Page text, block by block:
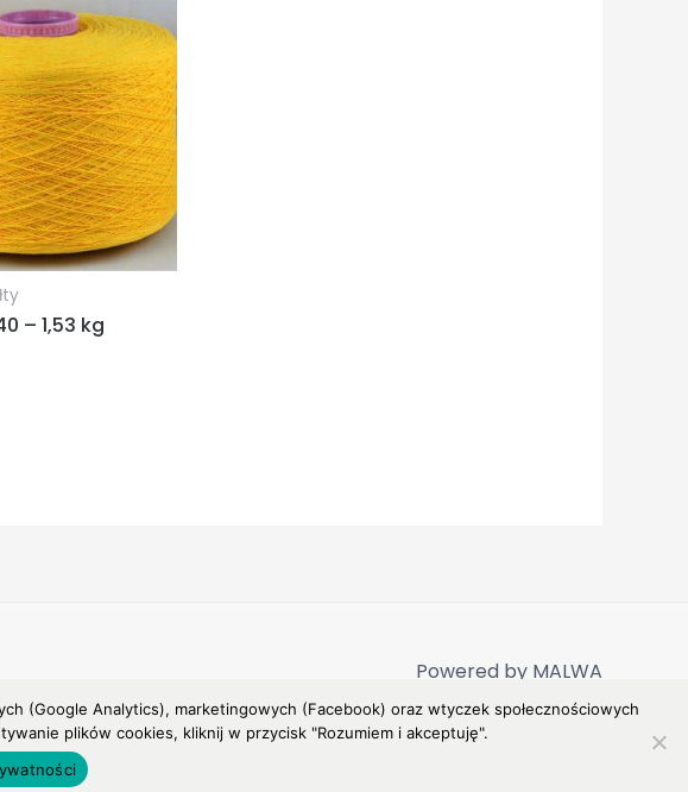
– 1,53 kg
Powered by MALWA
(Google Analytics), marketingowych (Facebook) oraz wtyczek społecznościowych
plików cookies, kliknij w przycisk "Rozumiem i akceptuję".